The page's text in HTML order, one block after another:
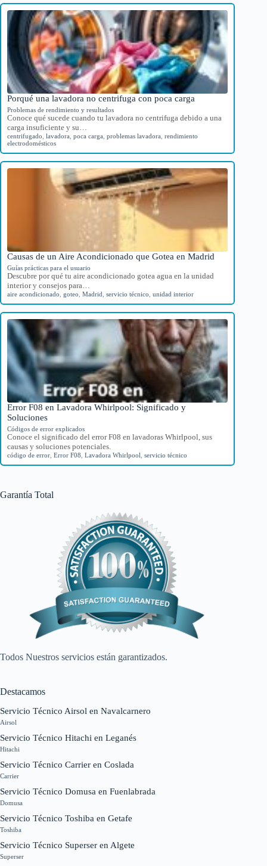
Porqué una lavadora no centrifuga con poca carga
Problemas de rendimiento y resultados
Conoce qué sucede cuando tu lavadora no centrifuga debido a una
carga insuficiente y su…
centrifugado lavadora poca carga problemas lavadora rendimiento
electrodomésticos
Causas de un Aire Acondicionado que Gotea en Madrid
Guías prácticas para el usuario
Descubre por qué tu aire acondicionado gotea agua en la unidad
interior y consejos para…
aire acondicionado goteo Madrid servicio técnico unidad interior
Error F08 en Lavadora Whirlpool: Significado y
Soluciones
Códigos de error explicados
Conoce el significado del error F08 en lavadoras Whirlpool, sus
causas y soluciones potenciales.
código de error Error F08 Lavadora Whirlpool servicio técnico
Garantía Total
Todos Nuestros servicios están garantizados.
Destacamos
Servicio Técnico Airsol en Navalcarnero
Airsol
Servicio Técnico Hitachi en Leganés
Hitachi
Servicio Técnico Carrier en Coslada
Carrier
Servicio Técnico Domusa en Fuenlabrada
Domusa
Servicio Técnico Toshiba en Getafe
Toshiba
Servicio Técnico Superser en Algete
Superser